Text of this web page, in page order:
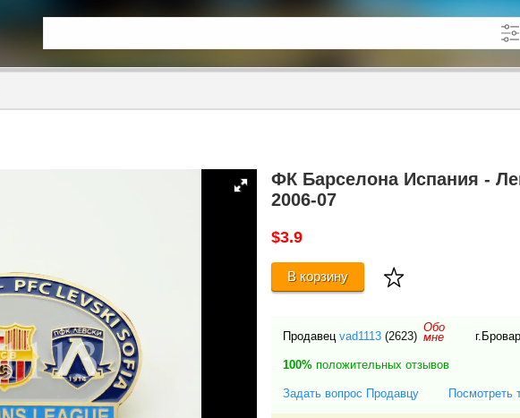
ФК Барселона Испания -
2006-07
$3.9
В корзину
Продавец vad1113 (2623)
Обо
мне
100% положительных отзывов
Задать вопрос Продавцу Посмотреть